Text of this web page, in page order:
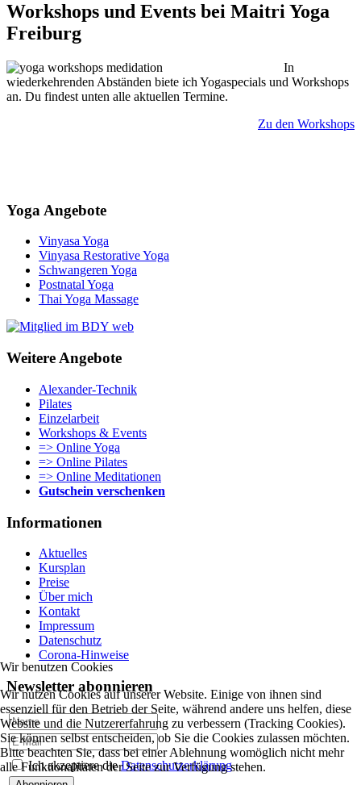
Workshops und Events bei Maitri Yoga
Freiburg
In
wiederkehrenden Abständen biete ich Yogaspecials und Workshops
an. Du findest unten alle aktuellen Termine.
Zu den Workshops
Yoga Angebote
Vinyasa Yoga
Vinyasa Restorative Yoga
Schwangeren Yoga
Postnatal Yoga
Thai Yoga Massage
Weitere Angebote
Alexander-Technik
Pilates
Einzelarbeit
Workshops & Events
=> Online Yoga
=> Online Pilates
=> Online Meditationen
Gutschein verschenken
Informationen
Aktuelles
Kursplan
Preise
Über mich
Kontakt
Impressum
Datenschutz
Corona-Hinweise
Newsletter abonnieren
Ich akzeptiere dieDatenschutzerklärung
Wir benutzen Cookies
Wir nutzen Cookies auf unserer Website. Einige von ihnen sind
essenziell für den Betrieb der Seite, während andere uns helfen, diese
Website und die Nutzererfahrung zu verbessern (Tracking Cookies).
Sie können selbst entscheiden, ob Sie die Cookies zulassen möchten.
Bitte beachten Sie, dass bei einer Ablehnung womöglich nicht mehr
alle Funktionalitäten der Seite zur Verfügung stehen.